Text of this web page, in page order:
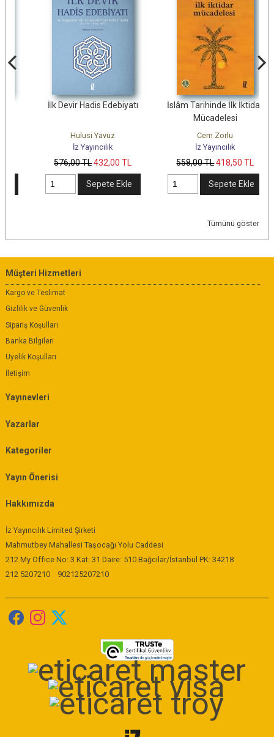
İlk Devir Hadis Edebiyatı
Hulusi Yavuz
İz Yayıncılık
,00TL432,00TL
Sepete Ekle
İslâm Tarihinde İlk İktidar
Mücadelesi
Cem Zorlu
İz Yayıncılık
,00TL418,50TL
Sepete Ekle
Tümünü göster
Müşteri Hizmetleri
Kargo ve Teslimat
Gizlilik ve Güvenlik
Sipariş Koşulları
Banka Bilgileri
Üyelik Koşulları
İletişim
Yayınevleri
Yazarlar
Kategoriler
Yayın Önerisi
Hakkımızda
İz Yayıncılık Limited Şirketi
Mahmutbey Mahallesi Taşocağı Yolu Caddesi
212 My Office No: 3 Kat: 31 Daire: 510 Bağcılar/İstanbul PK: 34218
212 5207210
902125207210